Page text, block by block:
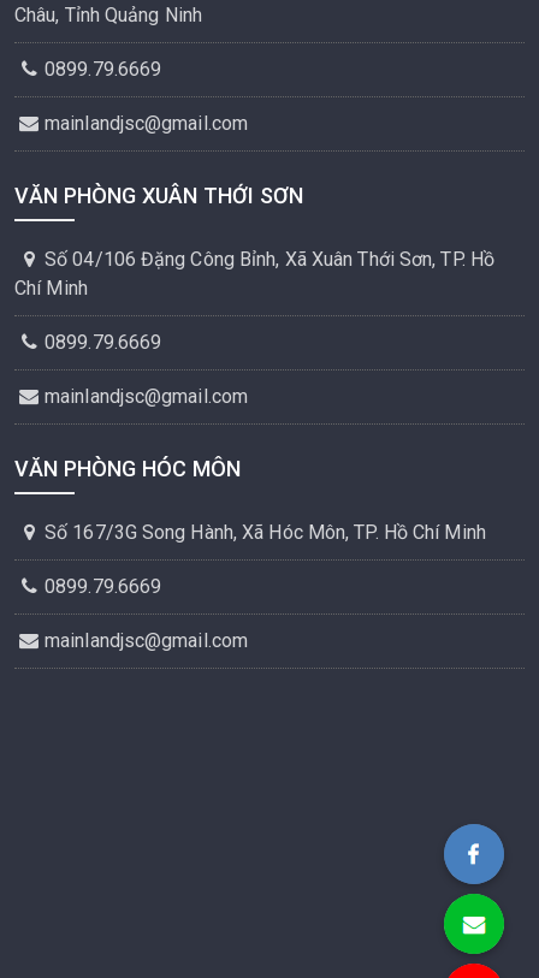
Châu, Tỉnh Quảng Ninh
0899.79.6669
mainlandjsc@gmail.com
VĂN PHÒNG XUÂN THỚI SƠN
Số 04/106 Đặng Công Bỉnh, Xã Xuân Thới Sơn, TP. Hồ
Chí Minh
0899.79.6669
mainlandjsc@gmail.com
VĂN PHÒNG HÓC MÔN
Số 167/3G Song Hành, Xã Hóc Môn, TP. Hồ Chí Minh
0899.79.6669
mainlandjsc@gmail.com
Bất Động Sản